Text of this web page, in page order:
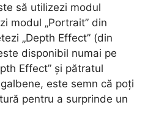
să utilizezi modul
modul „Portrait” din
„Depth Effect” (din
disponibil numai pe
Effect” și pătratul
este semn că poți
pentru a surprinde un